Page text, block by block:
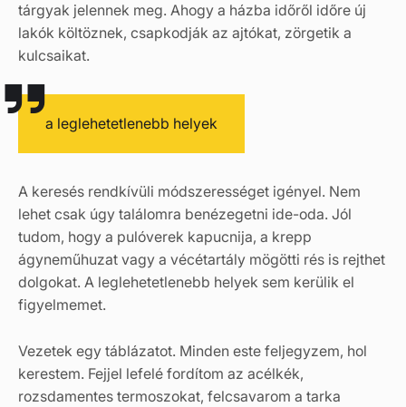
tárgyak jelennek meg. Ahogy a házba időről időre új
lakók költöznek, csapkodják az ajtókat, zörgetik a
kulcsaikat.
a leglehetetlenebb helyek
A keresés rendkívüli módszerességet igényel. Nem
lehet csak úgy találomra benézegetni ide-oda. Jól
tudom, hogy a pulóverek kapucnija, a krepp
ágyneműhuzat vagy a vécétartály mögötti rés is rejthet
dolgokat. A leglehetetlenebb helyek sem kerülik el
figyelmemet.
Vezetek egy táblázatot. Minden este feljegyzem, hol
kerestem. Fejjel lefelé fordítom az acélkék,
rozsdamentes termoszokat, felcsavarom a tarka